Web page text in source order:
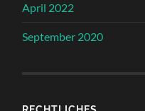
April 2022
September 2020